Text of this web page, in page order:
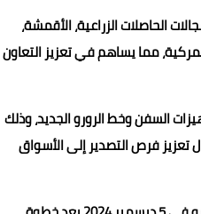
الحاصلات الزراعية، الأقمشة،
مما يساهم في تعزيز التعاون
على تجهيزات السفن وخط الرورو الجديد، وذلك
تعزيز فرص التصدير إلى الأسواق